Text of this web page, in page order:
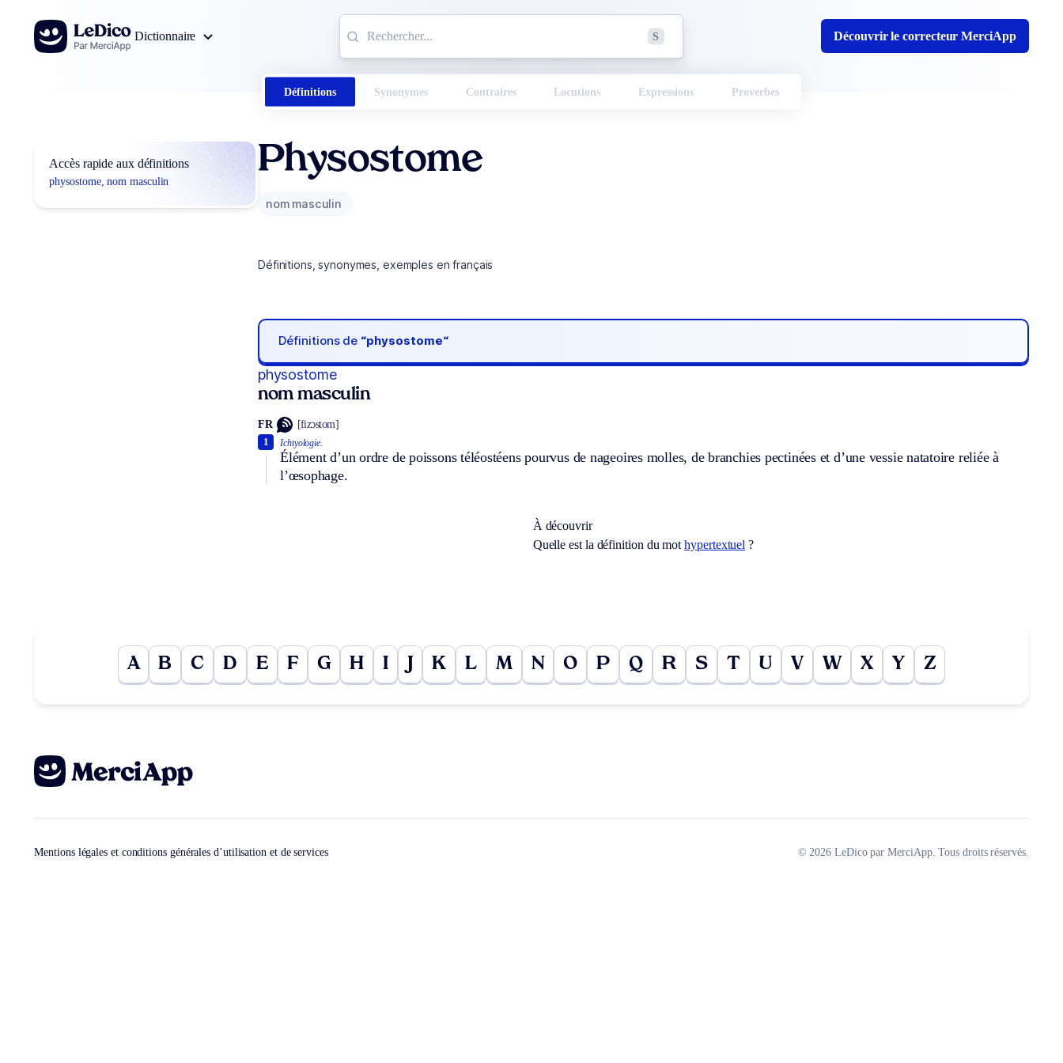
Aller au contenu
Dictionnaire
S Découvrir le correcteur MerciApp
Définitions Synonymes Contraires Locutions Expressions Proverbes
Accès rapide aux définitions
physostome, nom masculin
Physostome
nom masculin
Définitions, synonymes, exemples en français
Définitions de “physostome“
physostome
nom masculin
FR [fizɔstom]
Ichtyologie.
Élément d’un ordre de poissons téléostéens pourvus de nageoires molles, de branchies pectinées et d’une vessie natatoire reliée à
l’œsophage.
1
À découvrir
Quelle est la définition du mothypertextuel ?
A B C D E F G H I K L M N O P Q R S T U V W X Y Z
Mentions légales et conditions générales d’utilisation et de services © 2026 LeDico par MerciApp. Tous droits réservés.